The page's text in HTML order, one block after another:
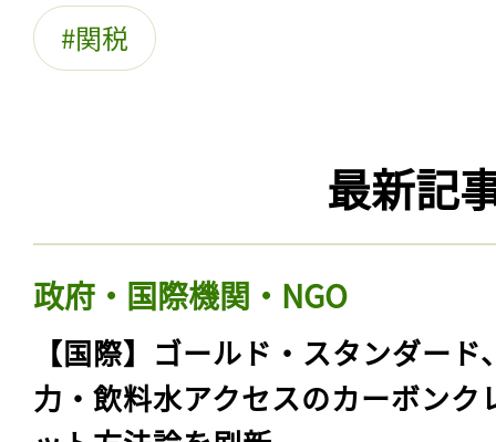
関税
最新記
政府・国際機関・NGO
【国際】ゴールド・スタンダード
力・飲料水アクセスのカーボンク